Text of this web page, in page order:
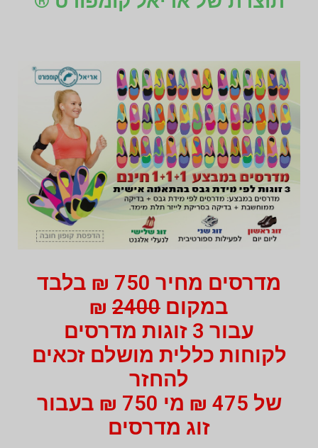
מדרסים מחיר 750 ₪ בלבד
במקום 2400
₪
עבור 3 זוגות מדרסים
לקוחות כללית מושלם זכאים
להחזר
של 475 ₪ מי 750 ₪ בעבור
זוג מדרסים